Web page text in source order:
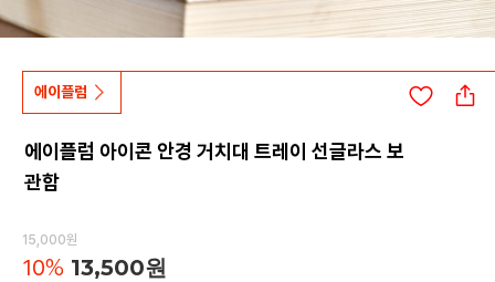
에이플럼
에이플럼 아이콘 안경 거치대 트레이 선글라스 보
관함
15,000원
10% 13,500원